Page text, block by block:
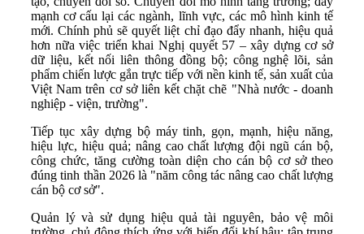
mạnh cơ cấu lại các ngành, lĩnh vực, các mô hình kinh tế
mới. Chính phủ sẽ quyết liệt chỉ đạo đẩy nhanh, hiệu quả
hơn nữa việc triển khai Nghị quyết 57 – xây dựng cơ sở
dữ liệu, kết nối liên thông đồng bộ; công nghệ lõi, sản
phẩm chiến lược gắn trực tiếp với nền kinh tế, sản xuất của
Việt Nam trên cơ sở liên kết chặt chẽ "Nhà nước - doanh
nghiệp - viện, trường".
Tiếp tục xây dựng bộ máy tinh, gọn, mạnh, hiệu năng,
hiệu lực, hiệu quả; nâng cao chất lượng đội ngũ cán bộ,
công chức, tăng cường toàn diện cho cán bộ cơ sở theo
đúng tinh thần 2026 là "năm công tác nâng cao chất lượng
cán bộ cơ sở".
Quản lý và sử dụng hiệu quả tài nguyên, bảo vệ môi